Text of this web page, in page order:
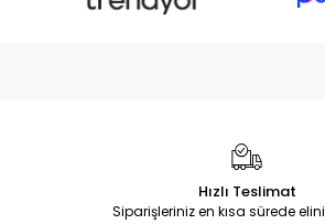
Hızlı Teslimat
Siparişleriniz en kısa sürede